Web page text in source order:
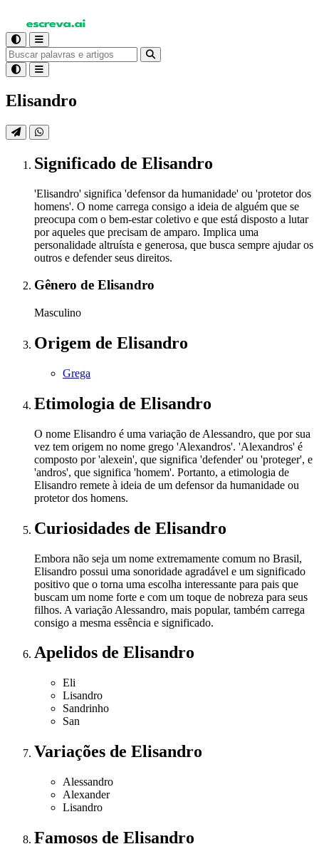
Elisandro
Significado de Elisandro
'Elisandro' significa 'defensor da humanidade' ou 'protetor dos
homens'. O nome carrega consigo a ideia de alguém que se
preocupa com o bem-estar coletivo e que está disposto a lutar
por aqueles que precisam de amparo. Implica uma
personalidade altruísta e generosa, que busca sempre ajudar os
outros e defender seus direitos.
Gênero de Elisandro
Masculino
Origem de Elisandro
Grega
Etimologia de Elisandro
O nome Elisandro é uma variação de Alessandro, que por sua
vez tem origem no nome grego 'Alexandros'. 'Alexandros' é
composto por 'alexein', que significa 'defender' ou 'proteger', e
'andros', que significa 'homem'. Portanto, a etimologia de
Elisandro remete à ideia de um defensor da humanidade ou
protetor dos homens.
Curiosidades de Elisandro
Embora não seja um nome extremamente comum no Brasil,
Elisandro possui uma sonoridade agradável e um significado
positivo que o torna uma escolha interessante para pais que
buscam um nome forte e com um toque de nobreza para seus
filhos. A variação Alessandro, mais popular, também carrega
consigo a mesma essência e significado.
Apelidos de Elisandro
Eli
Lisandro
Sandrinho
San
Variações de Elisandro
Alessandro
Alexander
Lisandro
Famosos de Elisandro